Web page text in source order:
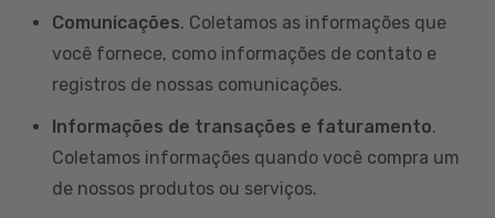
Comunicações. Coletamos as informações que
você fornece, como informações de contato e
registros de nossas comunicações.
Informações de transações e faturamento.
Coletamos informações quando você compra um
de nossos produtos ou serviços.